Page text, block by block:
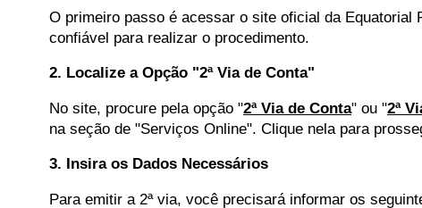
O primeiro passo é acessar o site oficial da
confiável para realizar o procedimento.
2. Localize a Opção "2ª Via de Conta"
No site, procure pela opção "2ª Via de Conta" ou "2ª
na seção de "Serviços Online". Clique nela para
3. Insira os Dados Necessários
Para emitir a 2ª via, você precisará informar os